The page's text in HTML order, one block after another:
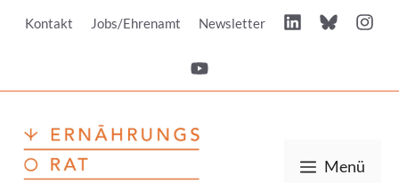
InhaltKontakt Jobs/Ehrenamt Newsletter
Menü